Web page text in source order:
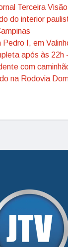
Terceira Visão
do interior
Pedro I, em
após às 22h
com
na Rodovia